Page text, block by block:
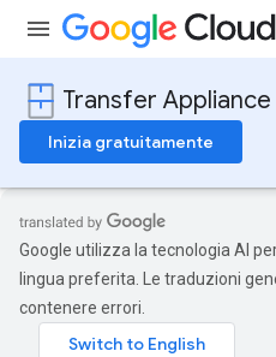
Transfer Appliance
Inizia gratuitamente
Google utilizza la tecnologia AI
lingua preferita. Le traduzioni
contenere errori.